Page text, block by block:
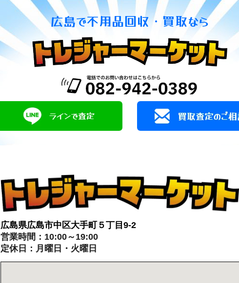
広島で不用品回収・買取なら
広島県広島市中区大手町５丁目9-2
営業時間：10:00～19:00
定休日：月曜日・火曜日